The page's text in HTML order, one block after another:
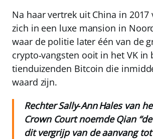
Na haar vertrek uit China in 2017
zich in een luxe mansion in
waar de politie later één van de
crypto‑vangsten ooit in het VK in
tienduizenden Bitcoin die
waard zijn.
Rechter Sally‑Ann Hales van
Crown Court noemde Qian
dit vergrijp van de aanvang tot